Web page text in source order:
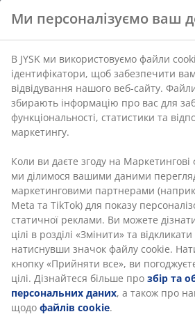
Повернення без обмежень
Без часових обмежень -
магазині JYSK
Гарантія ціни
30 днів гарантії ціни на всі товари
Різні варіанти доставки
Швидка та зручна доставка на ваш
Артикул: 4912939
Інструкція по збірці
Характеристики
Відгуки
Ми персоналізуємо ваш
В JYSK ми використовуємо файли
ідентифікатори, щоб забезпечити
відвідування нашого веб-сайту.
збирають інформацію про вас для
функціональності, статистики та
маркетингу.
Коли ви даєте згоду на
ми ділимося вашими даними
маркетинговими партнерами
Meta та TikTok) для показу
статичної реклами. Ви можете
цілі в розділі «Змінити» та
натиснувши значок файлу cookie.
кнопку «Прийняти все», ви
цілі. Дізнайтеся більше про збір та
персональних даних, а також про
щодо файлів cookie.